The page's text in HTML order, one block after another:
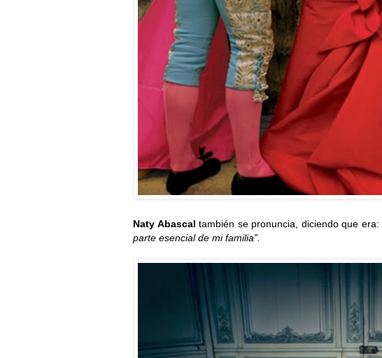
Naty Abascal también se pronuncia, diciendo que era:
parte esencial de mi familia”.